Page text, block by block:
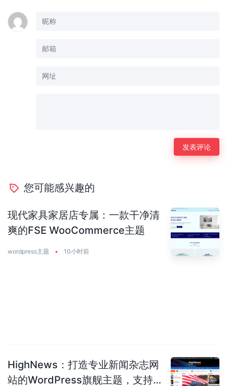
您可能感兴趣的
现代家具家居店专属：一款干净清
爽的FSE WooCommerce主题
wordpress主题 • 10小时前
HighNews：打造专业新闻杂志网
站的WordPress旗舰主题，支持